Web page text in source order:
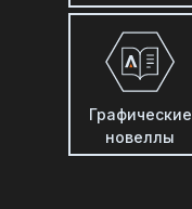
Графические
новеллы